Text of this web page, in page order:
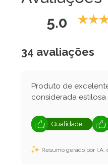
5.0
34 avaliações
Produto de
considerada
Qualidade
Resumo gerado por I.A.